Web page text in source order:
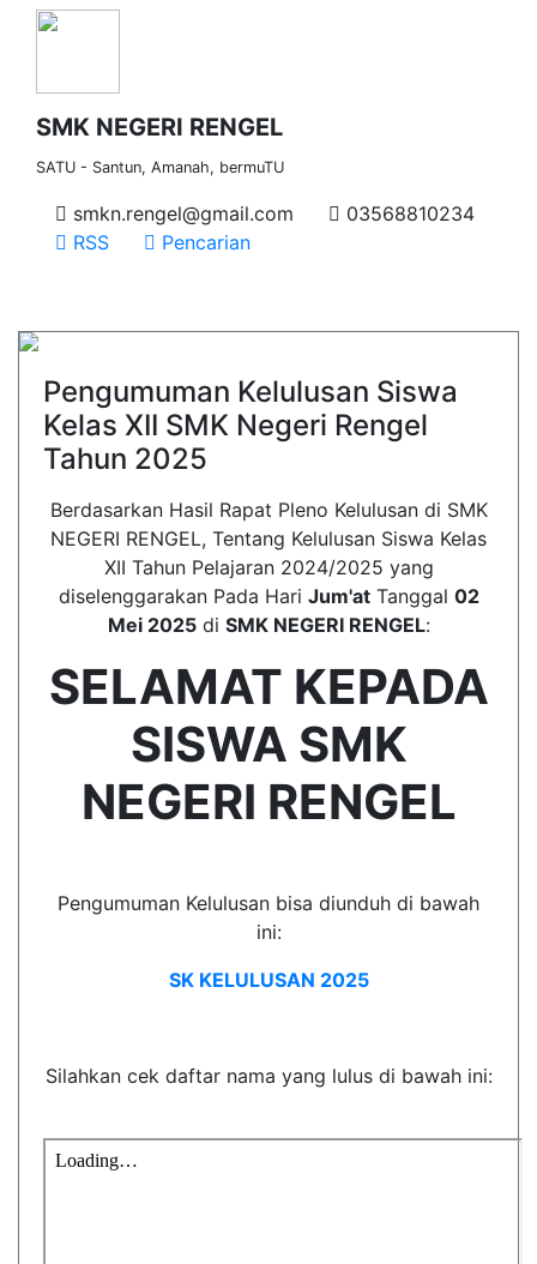
SMK NEGERI RENGEL
SATU - Santun, Amanah, bermuTU
smkn.rengel@gmail.com
03568810234
RSS
Pencarian
Pengumuman Kelulusan Siswa
Kelas XII SMK Negeri Rengel
Tahun 2025
Berdasarkan Hasil Rapat Pleno Kelulusan di SMK
NEGERI RENGEL, Tentang Kelulusan Siswa Kelas
XII Tahun Pelajaran 2024/2025 yang
diselenggarakan Pada Hari Jum'atTanggal 02
Mei 2025di SMK NEGERI RENGEL:
SELAMAT KEPADA
SISWA SMK
NEGERI RENGEL
Pengumuman Kelulusan bisa diunduh di bawah
ini:
SK KELULUSAN 2025
Silahkan cek daftar nama yang lulus di bawah ini: